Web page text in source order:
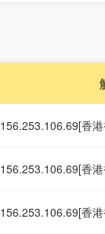
156.253.106.69[香
156.253.106.69[香
156.253.106.69[香